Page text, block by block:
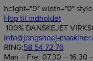
height="0" width="0"
Hop til indholdet
100% DANSKEJET
info@jongshoej-
RING:58 54 72 76
Man – Fre: 07.30 – 16.30